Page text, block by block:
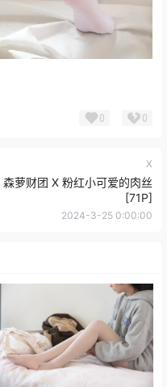
0 0
X
森萝财团 X 粉红小可爱的肉丝
[71P]
2024-3-25 0:00:00